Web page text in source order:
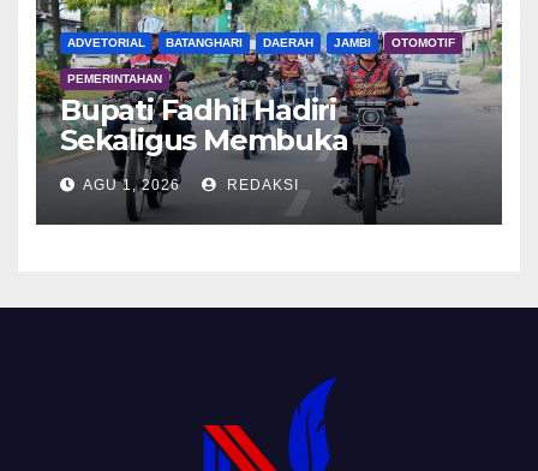
ADVETORIAL BATANGHARI DAERAH JAMBI OTOMOTIF
PEMERINTAHAN
Bupati Fadhil Hadiri
Sekaligus Membuka
Kegiatan Batanghari King
Club
AGU 1, 2026 REDAKSI